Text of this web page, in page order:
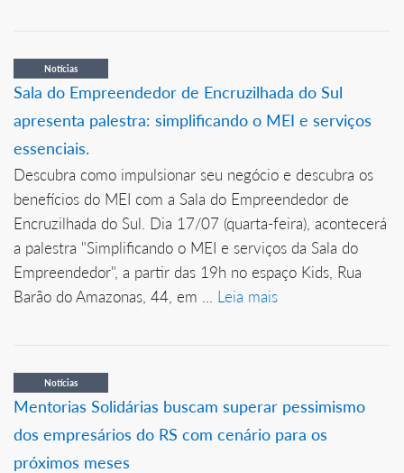
Notícias
Sala do Empreendedor de Encruzilhada do Sul
apresenta palestra: simplificando o MEI e serviços
essenciais.
Descubra como impulsionar seu negócio e descubra os
benefícios do MEI com a Sala do Empreendedor de
Encruzilhada do Sul. Dia 17/07 (quarta-feira), acontecerá
a palestra "Simplificando o MEI e serviços da Sala do
Empreendedor", a partir das 19h no espaço Kids, Rua
Barão do Amazonas, 44, em ... Leia mais
Notícias
Mentorias Solidárias buscam superar pessimismo
dos empresários do RS com cenário para os
próximos meses